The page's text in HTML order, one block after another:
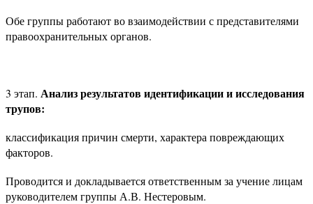
Обе группы работают во взаимодействии с представителями
правоохранительных органов.
3 этап. Анализ результатов идентификации и исследования
трупов:
классификация причин смерти, характера повреждающих
факторов.
Проводится и докладывается ответственным за учение лицам
руководителем группы А.В. Нестеровым.